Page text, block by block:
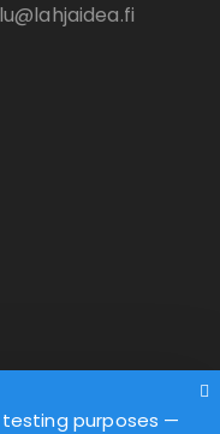
purposes —